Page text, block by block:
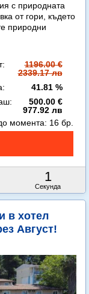
с природната
от гори, където
природни
1196.00 €
2339.17 лв
41.81 %
500.00 €
977.92 лв
0
Секунди
момента: 16 бр.
в хотел
Август!